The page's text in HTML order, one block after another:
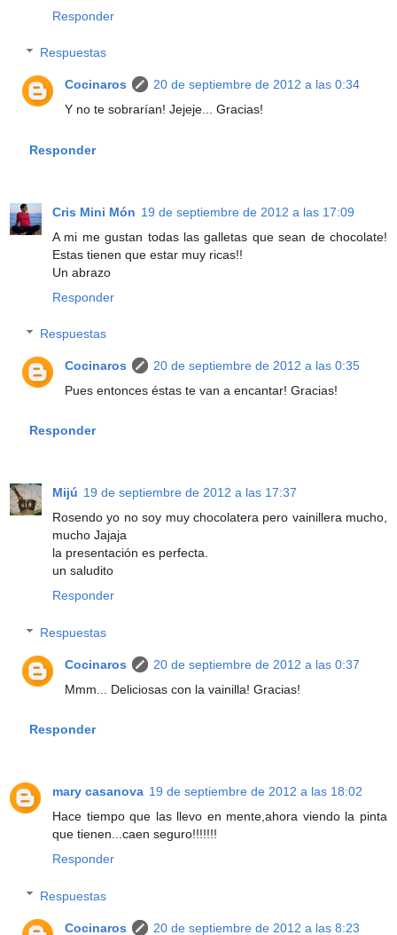
Responder
Respuestas
Cocinaros
20 de septiembre de 2012 a las 0:34
Y no te sobrarían! Jejeje... Gracias!
Responder
Cris Mini Món 19 de septiembre de 2012 a las 17:09
A mi me gustan todas las galletas que sean de chocolate!
Estas tienen que estar muy ricas!!
Un abrazo
Responder
Respuestas
Cocinaros
20 de septiembre de 2012 a las 0:35
Pues entonces éstas te van a encantar! Gracias!
Responder
Mijú 19 de septiembre de 2012 a las 17:37
Rosendo yo no soy muy chocolatera pero vainillera mucho,
mucho Jajaja
la presentación es perfecta.
un saludito
Responder
Respuestas
Cocinaros
20 de septiembre de 2012 a las 0:37
Mmm... Deliciosas con la vainilla! Gracias!
Responder
mary casanova 19 de septiembre de 2012 a las 18:02
Hace tiempo que las llevo en mente,ahora viendo la pinta
que tienen...caen seguro!!!!!!!
Responder
Respuestas
Cocinaros 20 de septiembre de 2012 a las 8:23